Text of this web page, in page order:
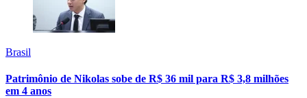
Brasil
Patrimônio de Nikolas sobe de R$ 36 mil para R$ 3,8 milhões
em 4 anos